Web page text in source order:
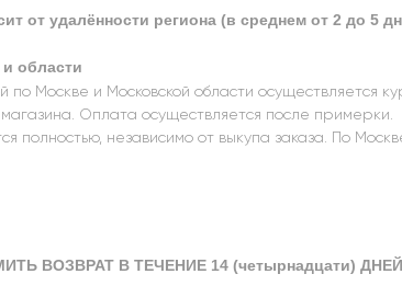
от удалённости региона (в среднем от 2 до 5
области
по Москве и Московской области осуществляется
Оплата осуществляется после примерки.
полностью, независимо от выкупа заказа. По
ВОЗВРАТ В ТЕЧЕНИЕ 14 (четырнадцати)